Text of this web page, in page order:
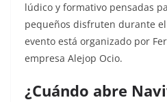
lúdico y formativo pensadas
pequeños disfruten durante
evento está organizado por
empresa Alejop Ocio.
¿Cuándo abre